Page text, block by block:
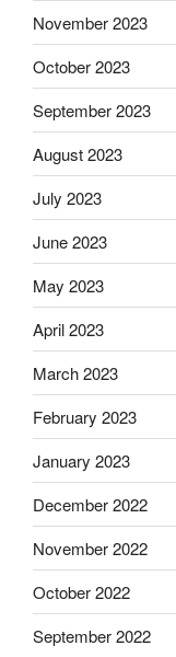
November 2023
October 2023
September 2023
August 2023
July 2023
June 2023
May 2023
April 2023
March 2023
February 2023
January 2023
December 2022
November 2022
October 2022
September 2022